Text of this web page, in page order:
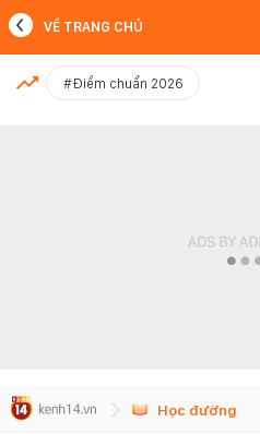
MỚI NHẤT
VỀ TRANG CHỦ
#Điểm chuẩn 2026
Học đường